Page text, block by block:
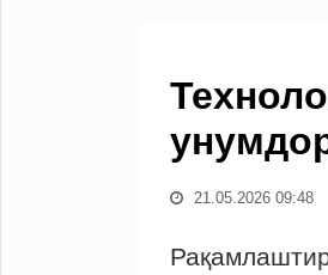
21.05.2026 09:48